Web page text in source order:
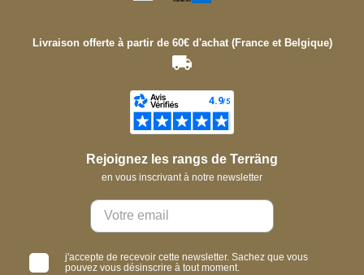
Livraison offerte à partir de 60€ d'achat (France et Belgique)
Rejoignez les rangs de Terräng
en vous inscrivant à notre newsletter
j'accepte de recevoir cette newsletter. Sachez que vous
pouvez vous désinscrire à tout moment.